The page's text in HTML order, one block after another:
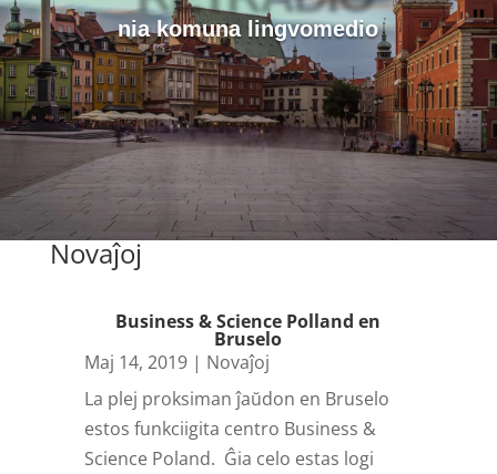
nia komuna lingvomedio
Novaĵoj
Business & Science Polland en
Bruselo
Maj 14, 2019| Novaĵoj
La plej proksiman ĵaŭdon en Bruselo
estos funkciigita centro Business &
Science Poland. Ĝia celo estas logi